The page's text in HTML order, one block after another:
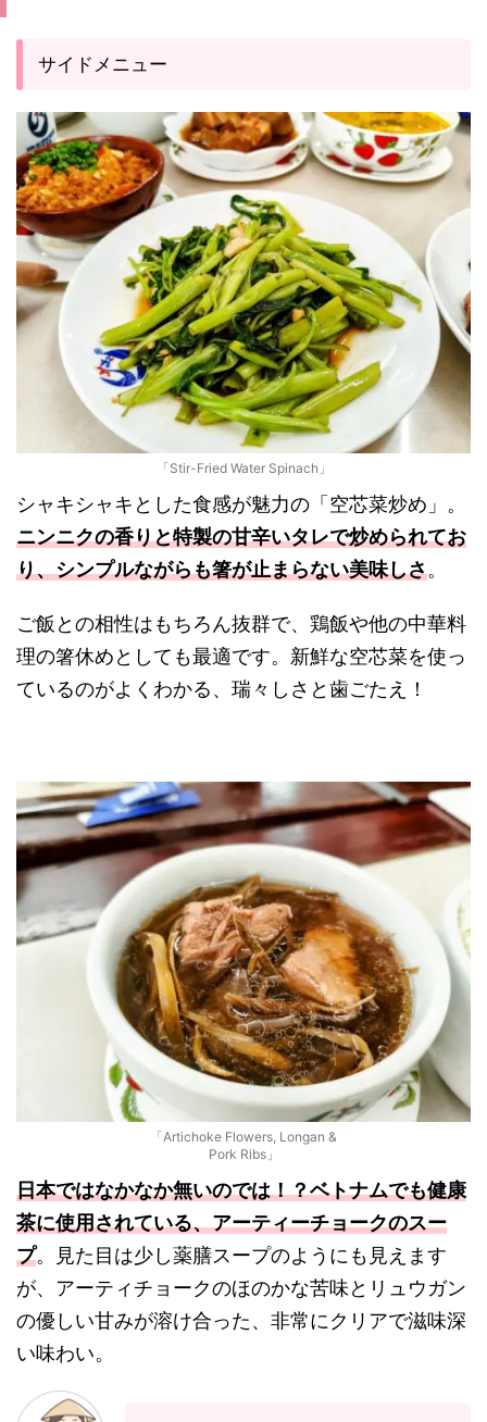
サイドメニュー
「Stir-Fried Water Spinach」
シャキシャキとした食感が魅力の「空芯菜炒め」。
ニンニクの香りと特製の甘辛いタレで炒められてお
り、シンプルながらも箸が止まらない美味しさ。
ご飯との相性はもちろん抜群で、鶏飯や他の中華料
理の箸休めとしても最適です。新鮮な空芯菜を使っ
ているのがよくわかる、瑞々しさと歯ごたえ！
「Artichoke Flowers, Longan &
Pork Ribs」
日本ではなかなか無いのでは！？ベトナムでも健康
茶に使用されている、アーティーチョークのスー
プ。見た目は少し薬膳スープのようにも見えます
が、アーティチョークのほのかな苦味とリュウガン
の優しい甘みが溶け合った、非常にクリアで滋味深
い味わい。